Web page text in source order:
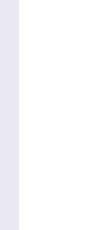
colisão na BR-282, em